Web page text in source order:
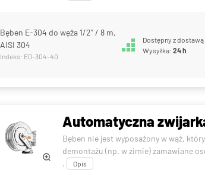
Bęben E-304 do węża 1/2" / 8 m,
AISI 304
Indeks: ED-304-40
Dostępny z dostawą
Wysyłka:24 h
Automatyczna
Bęben nie jest wyposażony w wąż,
demontażu (np. w zimie) zamawiane
.
Opis